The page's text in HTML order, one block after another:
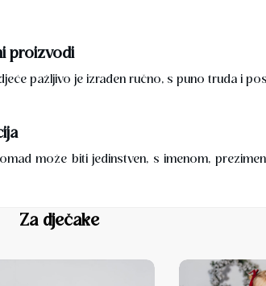
proizvodi
pažljivo je izrađen ručno, s puno truda i
može biti jedinstven, s imenom,
Za dječake